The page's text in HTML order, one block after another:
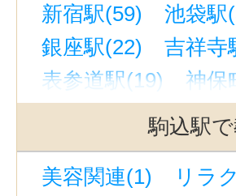
新宿駅(59) 池袋駅
銀座駅(22)
吉祥寺
表参道駅(19)
神保
恵比寿駅(東京)(17)
御茶ノ水駅(15)
立
代官山駅(13)
飯田
駒込駅
美容関連(1)
リラ